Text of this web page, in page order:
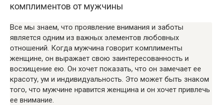
комплиментов от мужчины
Все мы знаем, что проявление внимания и заботы
является одним из важных элементов любовных
отношений. Когда мужчина говорит комплименты
женщине, он выражает свою заинтересованность и
восхищение ею. Он хочет показать, что он замечает ее
красоту, ум и индивидуальность. Это может быть знаком
того, что мужчине нравится женщина и он хочет привлечь
ее внимание.